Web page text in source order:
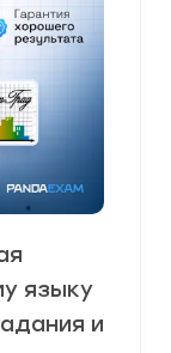
языку
и